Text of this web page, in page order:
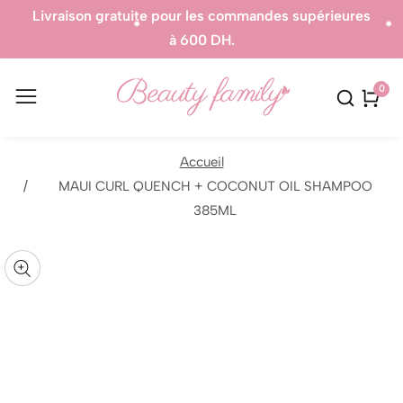
commandes supérieures
Produits 100%
0
0
Accueil
MAUI CURL QUENCH + COCONUT OIL SHAMPOO
385ML
le
Galerie